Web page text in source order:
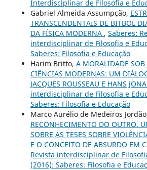
Interdisciplinar de Filosofia e
Gabriel Almeida Assumpção,
TRANSCENDENTAIS DE BITBOL
DA FÍSICA MODERNA , Saberes:
interdisciplinar de Filosofia e
Saberes: Filosofia e Educação
Harim Britto, A MORALIDADE
CIÊNCIAS MODERNAS: UM
JACQUES ROUSSEAU E HANS
interdisciplinar de Filosofia e
Saberes: Filosofia e Educação
Marco Aurélio de Medeiros
RECONHECIMENTO DO OUTRO.
SOBRE AS TESES SOBRE
E O CONCEITO DE ABSURDO EM
Revista interdisciplinar de
(2016): Saberes: Filosofia e